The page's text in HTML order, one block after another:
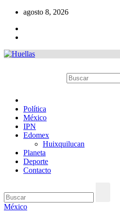
contenido
agosto 8, 2026
Política
México
IPN
Edomex
Huixquilucan
Planeta
Deporte
Contacto
México